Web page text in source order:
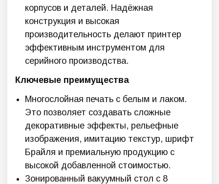
корпусов и деталей. Надёжная
конструкция и высокая
производительность делают принтер
эффективным инструментом для
серийного производства.
Ключевые преимущества
Многослойная печать с белым и лаком.
Это позволяет создавать сложные
декоративные эффекты, рельефные
изображения, имитацию текстур, шрифт
Брайля и премиальную продукцию с
высокой добавленной стоимостью.
Зонированный вакуумный стол с 8